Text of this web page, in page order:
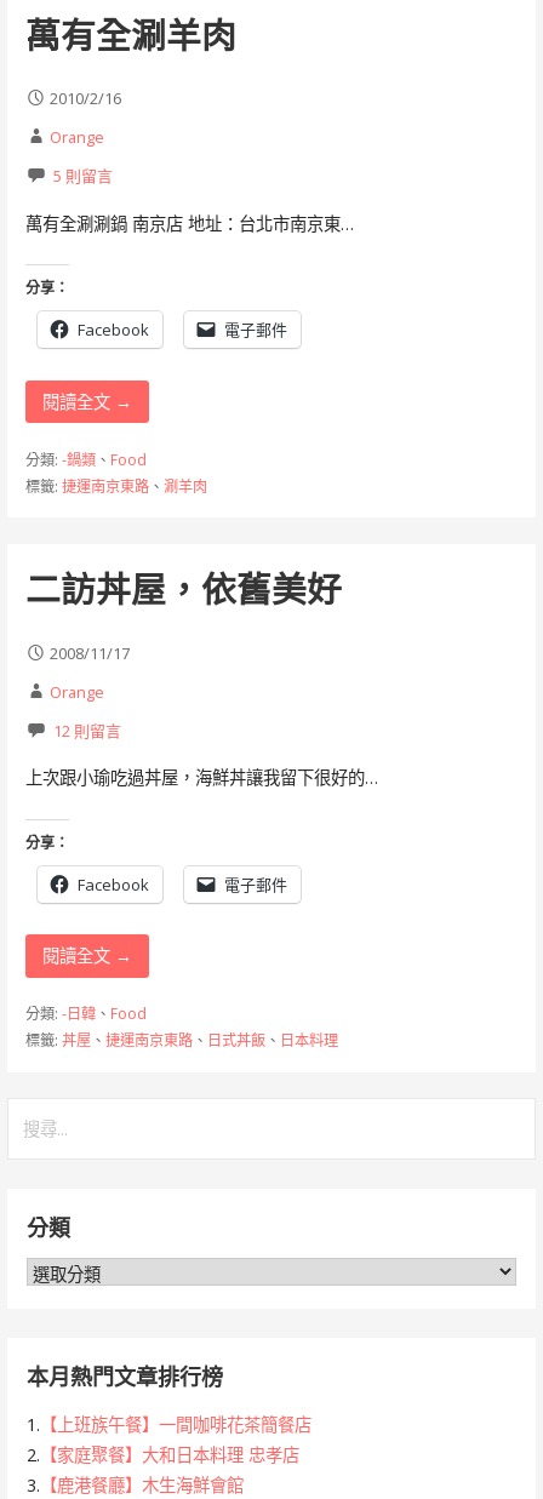
萬有全涮羊肉
2010/2/16
Orange
5 則留言
萬有全涮涮鍋 南京店 地址：台北市南京東…
分享：
Facebook 電子郵件
閱讀全文 →
分類: -鍋類、 Food
標籤: 捷運南京東路、 涮羊肉
二訪丼屋，依舊美好
2008/11/17
Orange
12 則留言
上次跟小瑜吃過丼屋，海鮮丼讓我留下很好的…
分享：
Facebook 電子郵件
閱讀全文 →
分類: -日韓、 Food
標籤: 丼屋、 捷運南京東路、 日式丼飯、 日本料理
字:分類
分
本月熱門文章排行榜
1. 【上班族午餐】一間咖啡花茶簡餐店
2. 【家庭聚餐】大和日本料理 忠孝店
3. 【鹿港餐廳】木生海鮮會館